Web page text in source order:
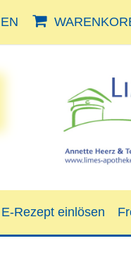
E-Rezept einlösen